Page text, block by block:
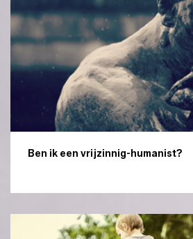
Ben ik een vrijzinnig-humanist?